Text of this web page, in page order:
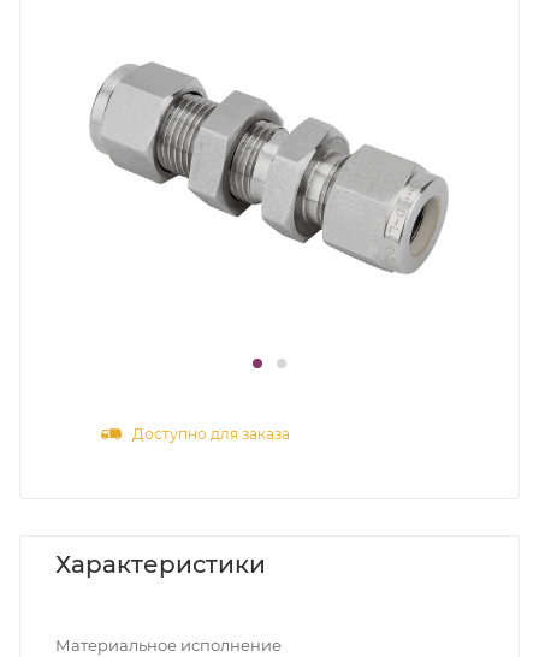
Доступно для заказа
Характеристики
Материальное исполнение